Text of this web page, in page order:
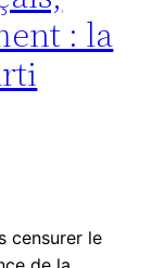
: la
censurer le